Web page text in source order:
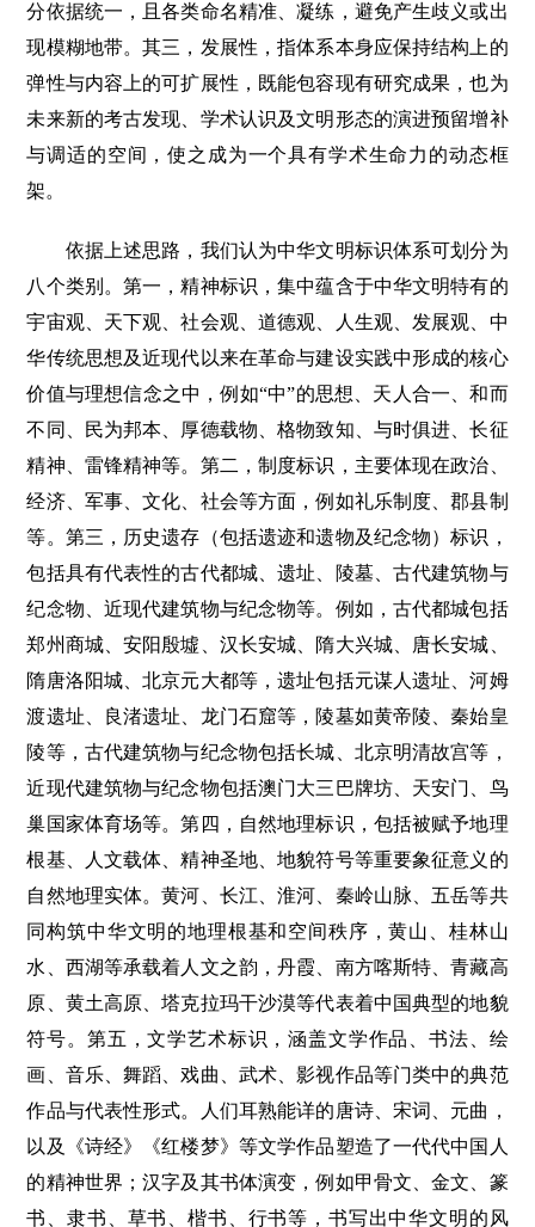
分依据统一，且各类命名精准、凝练，避免产生歧义或出
现模糊地带。其三，发展性，指体系本身应保持结构上的
弹性与内容上的可扩展性，既能包容现有研究成果，也为
未来新的考古发现、学术认识及文明形态的演进预留增补
与调适的空间，使之成为一个具有学术生命力的动态框
架。
依据上述思路，我们认为中华文明标识体系可划分为
八个类别。第一，精神标识，集中蕴含于中华文明特有的
宇宙观、天下观、社会观、道德观、人生观、发展观、中
华传统思想及近现代以来在革命与建设实践中形成的核心
价值与理想信念之中，例如“中”的思想、天人合一、和而
不同、民为邦本、厚德载物、格物致知、与时俱进、长征
精神、雷锋精神等。第二，制度标识，主要体现在政治、
经济、军事、文化、社会等方面，例如礼乐制度、郡县制
等。第三，历史遗存（包括遗迹和遗物及纪念物）标识，
包括具有代表性的古代都城、遗址、陵墓、古代建筑物与
纪念物、近现代建筑物与纪念物等。例如，古代都城包括
郑州商城、安阳殷墟、汉长安城、隋大兴城、唐长安城、
隋唐洛阳城、北京元大都等，遗址包括元谋人遗址、河姆
渡遗址、良渚遗址、龙门石窟等，陵墓如黄帝陵、秦始皇
陵等，古代建筑物与纪念物包括长城、北京明清故宫等，
近现代建筑物与纪念物包括澳门大三巴牌坊、天安门、鸟
巢国家体育场等。第四，自然地理标识，包括被赋予地理
根基、人文载体、精神圣地、地貌符号等重要象征意义的
自然地理实体。黄河、长江、淮河、秦岭山脉、五岳等共
同构筑中华文明的地理根基和空间秩序，黄山、桂林山
水、西湖等承载着人文之韵，丹霞、南方喀斯特、青藏高
原、黄土高原、塔克拉玛干沙漠等代表着中国典型的地貌
符号。第五，文学艺术标识，涵盖文学作品、书法、绘
画、音乐、舞蹈、戏曲、武术、影视作品等门类中的典范
作品与代表性形式。人们耳熟能详的唐诗、宋词、元曲，
以及《诗经》《红楼梦》等文学作品塑造了一代代中国人
的精神世界；汉字及其书体演变，例如甲骨文、金文、篆
书、隶书、草书、楷书、行书等，书写出中华文明的风